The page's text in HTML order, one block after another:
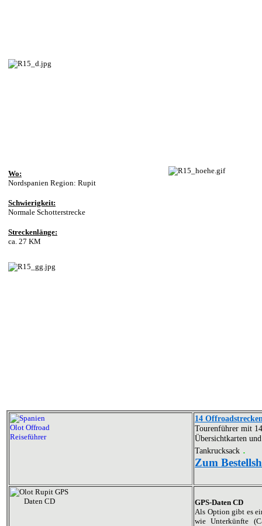
Wo:
Nordspanien Region: Rupit
Schwierigkeit:
Normale Schotterstrecke
Streckenlänge:
ca. 27 KM
14
Tourenführer mit
Übersichtkarten
Tankrucksack .
Zum
GPS-Daten CD
Als Option gibt es
wie Unterkünfte